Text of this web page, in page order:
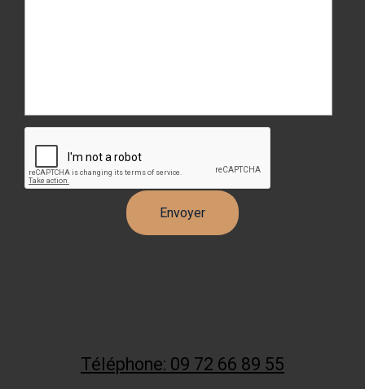
Téléphone: 09 72 66 89 55